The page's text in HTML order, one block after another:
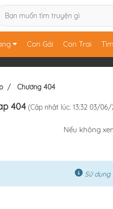
Con Gái Con Trai
Chương 404
404 (Cập nhật lúc: 13:32 03/
Nếu không
Sử